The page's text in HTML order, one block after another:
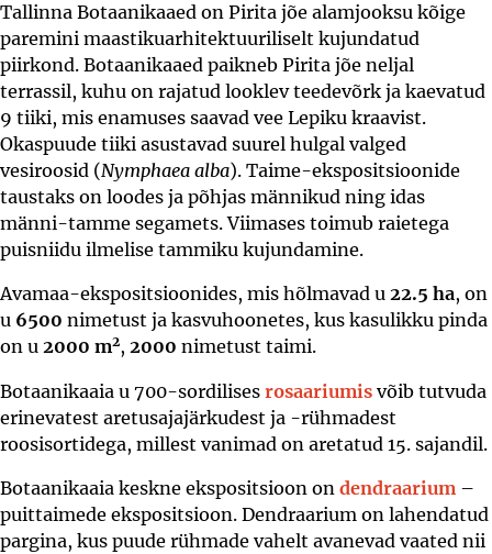
Tallinna Botaanikaaed on Pirita jõe alamjooksu kõige
paremini maastikuarhitektuuriliselt kujundatud
piirkond. Botaanikaaed paikneb Pirita jõe neljal
terrassil, kuhu on rajatud looklev teedevõrk ja kaevatud
9 tiiki, mis enamuses saavad vee Lepiku kraavist.
Okaspuude tiiki asustavad suurel hulgal valged
vesiroosid (Nymphaea alba). Taime-ekspositsioonide
taustaks on loodes ja põhjas männikud ning idas
männi-tamme segamets. Viimases toimub raietega
puisniidu ilmelise tammiku kujundamine.
Avamaa-ekspositsioonides, mis hõlmavad u 22.5 ha, on
u 6500 nimetust ja kasvuhoonetes, kus kasulikku pinda
on u 2000 m2, 2000 nimetust taimi.
Botaanikaaia u 700-sordilises rosaariumis võib tutvuda
erinevatest aretusajajärkudest ja -rühmadest
roosisortidega, millest vanimad on aretatud 15. sajandil.
Botaanikaaia keskne ekspositsioon on dendraarium –
puittaimede ekspositsioon. Dendraarium on lahendatud
pargina, kus puude rühmade vahelt avanevad vaated nii